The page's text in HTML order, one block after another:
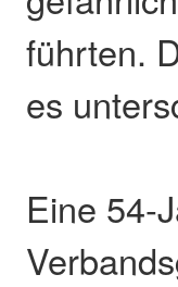
führten.
es
Eine 54-